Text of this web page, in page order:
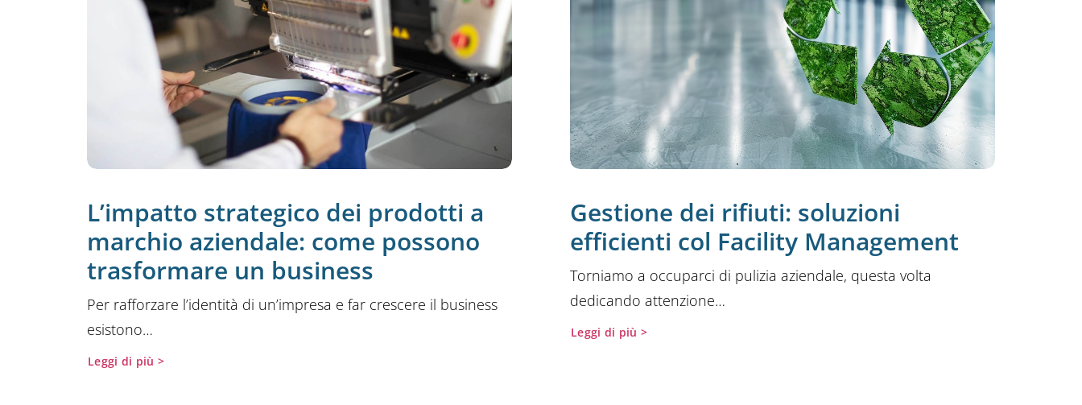
⁠L’impatto strategico dei prodotti a
marchio aziendale: come possono
trasformare un business
Per rafforzare l’identità di un’impresa e far crescere il business
esistono…
Leggi di più >
Gestione dei rifiuti: soluzioni
efficienti col Facility Management
Torniamo a occuparci di pulizia aziendale, questa volta
dedicando attenzione…
Leggi di più >